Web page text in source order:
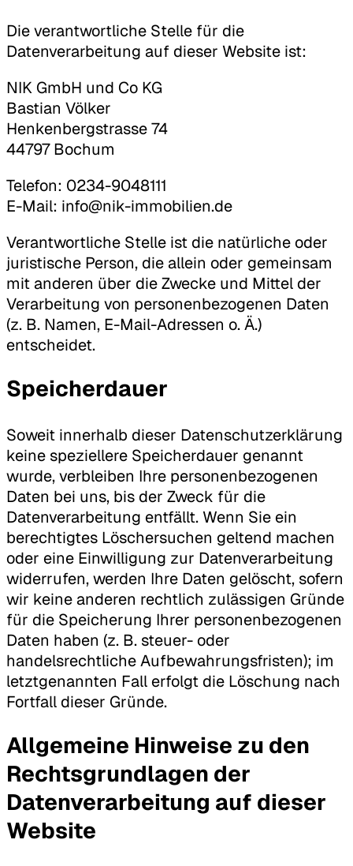
Die verantwortliche Stelle für die
Datenverarbeitung auf dieser Website ist:
NIK GmbH und Co KG
Bastian Völker
Henkenbergstrasse 74
44797 Bochum
Telefon: 0234-9048111
E-Mail: info@nik-immobilien.de
Verantwortliche Stelle ist die natürliche oder
juristische Person, die allein oder gemeinsam
mit anderen über die Zwecke und Mittel der
Verarbeitung von personenbezogenen Daten
(z. B. Namen, E-Mail-Adressen o. Ä.)
entscheidet.
Speicherdauer
Soweit innerhalb dieser Datenschutzerklärung
keine speziellere Speicherdauer genannt
wurde, verbleiben Ihre personenbezogenen
Daten bei uns, bis der Zweck für die
Datenverarbeitung entfällt. Wenn Sie ein
berechtigtes Löschersuchen geltend machen
oder eine Einwilligung zur Datenverarbeitung
widerrufen, werden Ihre Daten gelöscht, sofern
wir keine anderen rechtlich zulässigen Gründe
für die Speicherung Ihrer personenbezogenen
Daten haben (z. B. steuer- oder
handelsrechtliche Aufbewahrungsfristen); im
letztgenannten Fall erfolgt die Löschung nach
Fortfall dieser Gründe.
Allgemeine Hinweise zu den
Rechtsgrundlagen der
Datenverarbeitung auf dieser
Website